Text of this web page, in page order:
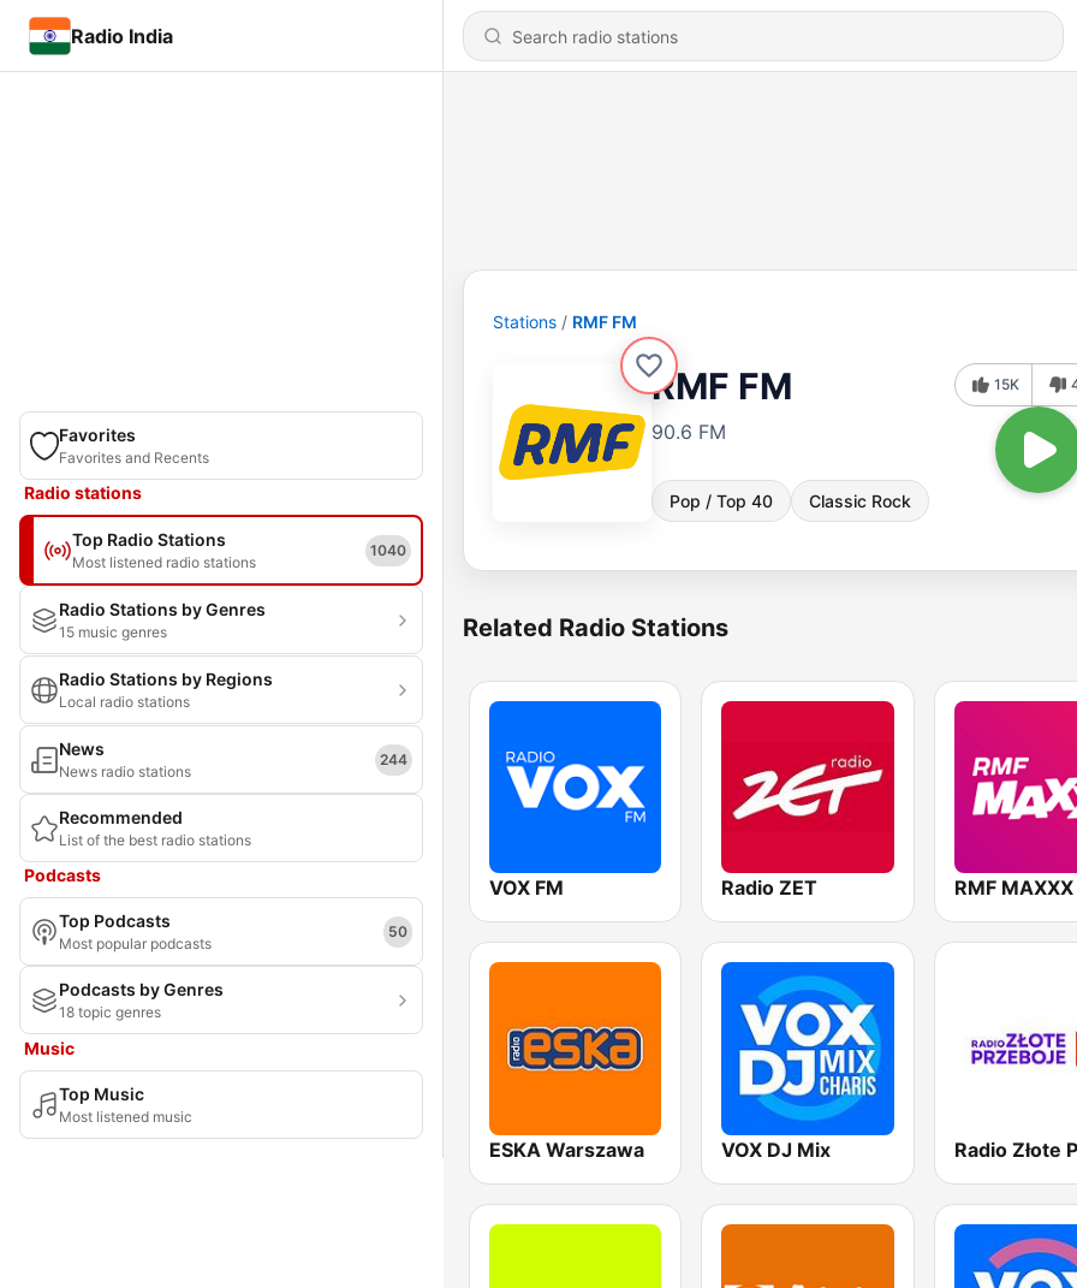
Radio India
Favorites
Favorites and Recents
Radio stations
Top Radio Stations
Most listened radio stations
1040
Radio Stations by Genres
15 music genres
Radio Stations by Regions
Local radio stations
News
News radio stations
244
Recommended
List of the best radio stations
Podcasts
Top Podcasts
Most popular podcasts
50
Podcasts by Genres
18 topic genres
Music
Top Music
Most listened music
Stations RMF FM
RMF FM
90.6 FM
Pop / Top 40 Classic Rock
15K
Related Radio Stations
VOX FM Radio ZET RMF MAXXX
ESKA Warszawa VOX DJ Mix